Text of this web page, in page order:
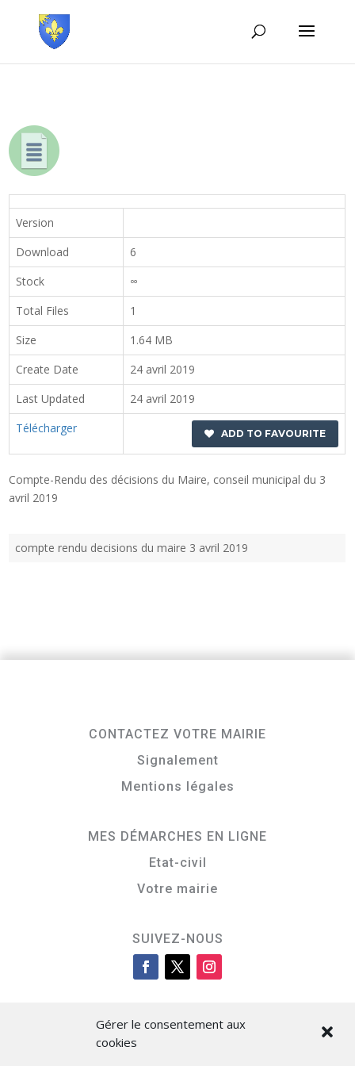
Gérer le consentement aux
cookies
Version
Download
6
Stock
∞
Total Files
1
Size
1.64 MB
Create Date
24 avril 2019
Last Updated
24 avril 2019
Télécharger
ADD TO FAVOURITE
Compte-Rendu des décisions du Maire, conseil municipal du 3
avril 2019
compte rendu decisions du maire 3 avril 2019
CONTACTEZ VOTRE MAIRIE
Signalement
Mentions légales
MES DÉMARCHES EN LIGNE
Etat-civil
Votre mairie
SUIVEZ-NOUS